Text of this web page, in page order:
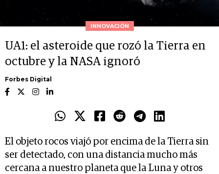
INNOVACIÓN
UA1: el asteroide que rozó la Tierra en
octubre y la NASA ignoró
Forbes Digital
El objeto rocos viajó por encima de la Tierra sin
ser detectado, con una distancia mucho más
cercana a nuestro planeta que la Luna y otros